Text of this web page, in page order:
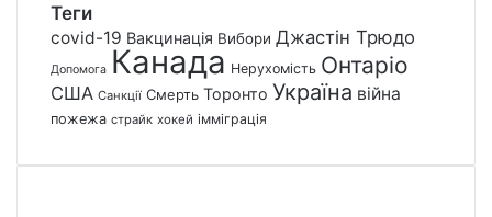
Теги
covid-19 Вакцинація Вибори Джастін Трюдо
Допомога Канада Нерухомість Онтаріо
США Санкції Смерть Торонто Україна війна
пожежа страйк хокей імміграція